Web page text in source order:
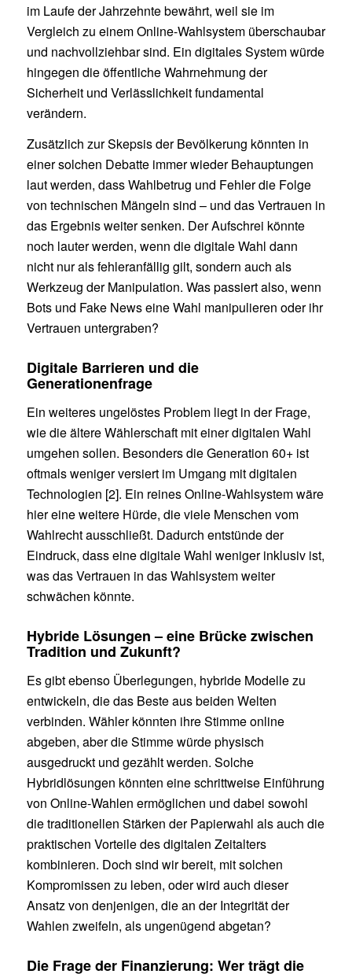
im Laufe der Jahrzehnte bewährt, weil sie im
Vergleich zu einem Online-Wahlsystem überschaubar
und nachvollziehbar sind. Ein digitales System würde
hingegen die öffentliche Wahrnehmung der
Sicherheit und Verlässlichkeit fundamental
verändern.
Zusätzlich zur Skepsis der Bevölkerung könnten in
einer solchen Debatte immer wieder Behauptungen
laut werden, dass Wahlbetrug und Fehler die Folge
von technischen Mängeln sind – und das Vertrauen in
das Ergebnis weiter senken. Der Aufschrei könnte
noch lauter werden, wenn die digitale Wahl dann
nicht nur als fehleranfällig gilt, sondern auch als
Werkzeug der Manipulation. Was passiert also, wenn
Bots und Fake News eine Wahl manipulieren oder ihr
Vertrauen untergraben?
Digitale Barrieren und die
Generationenfrage
Ein weiteres ungelöstes Problem liegt in der Frage,
wie die ältere Wählerschaft mit einer digitalen Wahl
umgehen sollen. Besonders die Generation 60+ ist
oftmals weniger versiert im Umgang mit digitalen
Technologien [2]. Ein reines Online-Wahlsystem wäre
hier eine weitere Hürde, die viele Menschen vom
Wahlrecht ausschließt. Dadurch entstünde der
Eindruck, dass eine digitale Wahl weniger inklusiv ist,
was das Vertrauen in das Wahlsystem weiter
schwächen könnte.
Hybride Lösungen – eine Brücke zwischen
Tradition und Zukunft?
Es gibt ebenso Überlegungen, hybride Modelle zu
entwickeln, die das Beste aus beiden Welten
verbinden. Wähler könnten ihre Stimme online
abgeben, aber die Stimme würde physisch
ausgedruckt und gezählt werden. Solche
Hybridlösungen könnten eine schrittweise Einführung
von Online-Wahlen ermöglichen und dabei sowohl
die traditionellen Stärken der Papierwahl als auch die
praktischen Vorteile des digitalen Zeitalters
kombinieren. Doch sind wir bereit, mit solchen
Kompromissen zu leben, oder wird auch dieser
Ansatz von denjenigen, die an der Integrität der
Wahlen zweifeln, als ungenügend abgetan?
Die Frage der Finanzierung: Wer trägt die